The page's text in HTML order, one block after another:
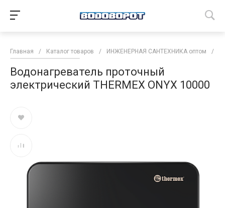
Главная / Каталог товаров / ИНЖЕНЕРНАЯ САНТЕХНИКА оптом /
Водонагреватель проточный
электрический THERMEX ONYX 10000